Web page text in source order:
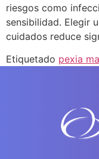
riesgos como
sensibilidad. Elegir
cuidados reduce
Etiquetado pexia